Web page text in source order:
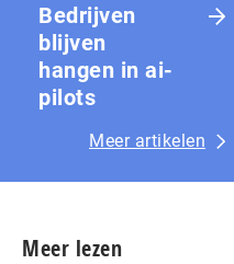
Bedrijven
blijven
hangen in ai-
pilots
Meer artikelen
Meer lezen